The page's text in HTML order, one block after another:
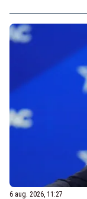
6 aug. 2026, 11:27